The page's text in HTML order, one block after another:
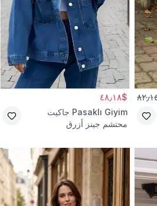
$٤٨٫١٨
Pasaklı Giyim جاكيت
محتشم جينز أزرق